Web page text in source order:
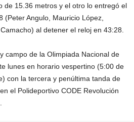
de 15.36 metros y el otro lo entregó el
(Peter Angulo, Mauricio López,
al detener el reloj en 43:28.
campo de la Olimpiada Nacional de
lunes en horario vespertino (5:00 de
con la tercera y penúltima tanda de
el Polideportivo CODE Revolución